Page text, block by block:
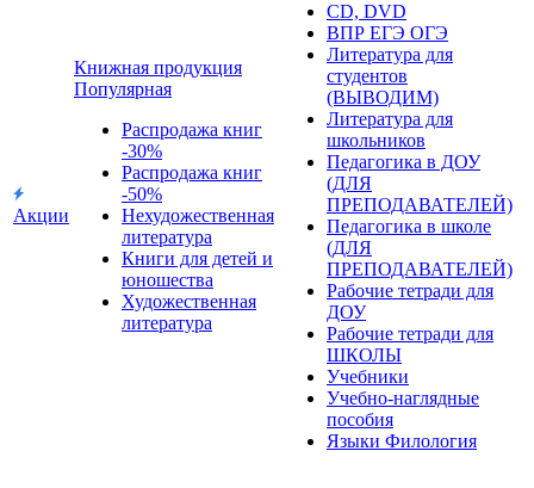
Акции
Книжная продукция
Популярная
Распродажа книг
-30%
Распродажа книг
-50%
Нехудожественная
литература
Книги для детей и
юношества
Художественная
литература
CD, DVD
ВПР ЕГЭ ОГЭ
Литература для
студентов
(ВЫВОДИМ)
Литература для
школьников
Педагогика в ДОУ
(ДЛЯ
ПРЕПОДАВАТЕЛЕЙ)
Педагогика в школе
(ДЛЯ
ПРЕПОДАВАТЕЛЕЙ)
Рабочие тетради для
ДОУ
Рабочие тетради для
ШКОЛЫ
Учебники
Учебно-наглядные
пособия
Языки Филология